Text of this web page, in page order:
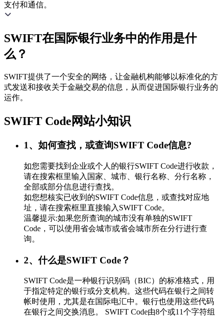
支付和通信。
SWIFT在国际银行业务中的作用是什
么？
SWIFT提供了一个安全的网络，让金融机构能够以标准化的方
式发送和接收关于金融交易的信息，从而促进国际银行业务的
运作。
SWIFT Code网站小知识
1、如何查找，或查询SWIFT Code信息?
如您需要找到企业或个人的银行SWIFT Code进行收款，
请在搜索框里输入国家、城市、银行名称、分行名称，
全部或部分信息进行查找。
如您想核实已收到的SWIFT Code信息，或查找对应地
址，请在搜索框里直接输入SWIFT Code。
温馨提示:如果您所查询的城市没有单独的SWIFT
Code，可以使用省会城市或省会城市所在分行进行查
询。
2、什么是SWIFT Code？
SWIFT Code是一种银行识别码（BIC）的标准格式，用
于指定特定的银行或分支机构。这些代码在银行之间转
帐时使用，尤其是在国际电汇中。银行也使用这些代码
在银行之间交换消息。 SWIFT Code由8个或11个字符组